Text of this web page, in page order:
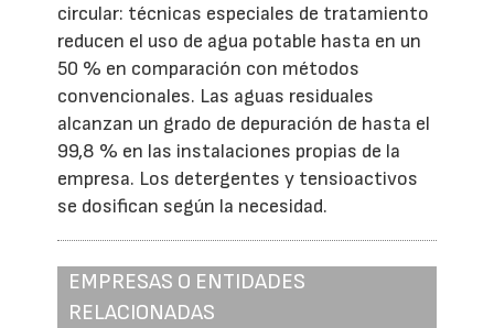
circular: técnicas especiales de tratamiento
reducen el uso de agua potable hasta en un
50 % en comparación con métodos
convencionales. Las aguas residuales
alcanzan un grado de depuración de hasta el
99,8 % en las instalaciones propias de la
empresa. Los detergentes y tensioactivos
se dosifican según la necesidad.
EMPRESAS O ENTIDADES
RELACIONADAS